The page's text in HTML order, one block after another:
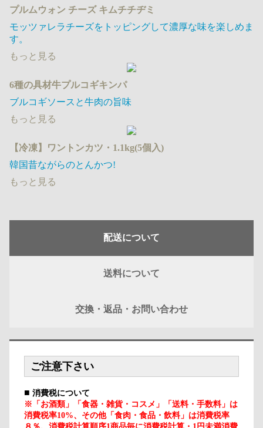
プルムウォン チーズ キムチチヂミ
モッツァレラチーズをトッピングして濃厚な味を楽しめま
す。
もっと見る
6種の具材牛プルコギキンパ
ブルコギソースと牛肉の旨味
もっと見る
【冷凍】ワントンカツ・1.1kg(5個入)
韓国昔ながらのとんかつ!
もっと見る
配送について
送料について
交換・返品・お問い合わせ
ご注意下さい
■ 消費税について
※「お酒類」「食器・雑貨・コスメ」「送料・手数料」は
消費税率10%、その他「食肉・食品・飲料」は消費税率